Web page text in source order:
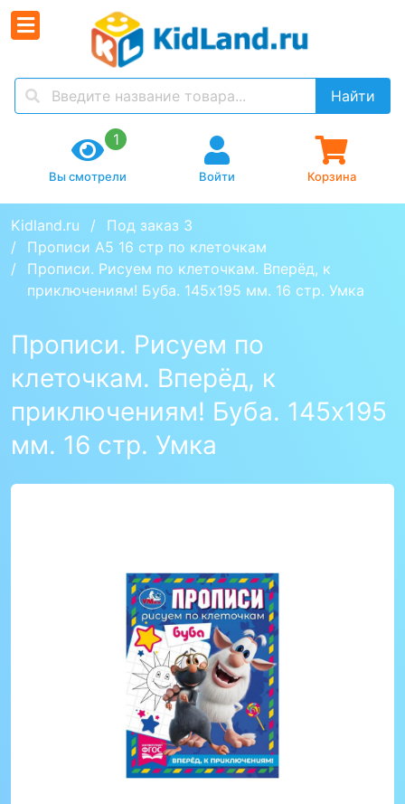
Найти
1
Вы смотрели Войти Корзина
Kidland.ru
Под заказ 3
Прописи А5 16 стр по клеточкам
Прописи. Рисуем по клеточкам. Вперёд, к
приключениям! Буба. 145х195 мм. 16 стр. Умка
Прописи. Рисуем по
клеточкам. Вперёд, к
приключениям! Буба. 145х195
мм. 16 стр. Умка